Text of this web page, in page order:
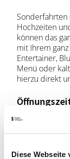
Diese Webseite
Hochzeiten
können das
mit Ihrem
Entertainer,
Menü oder
hierzu direkt
Dienstag